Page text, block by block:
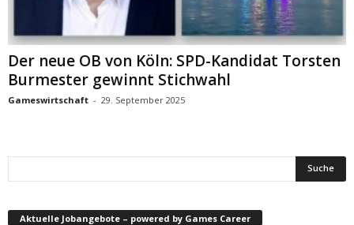
Der neue OB von Köln: SPD-Kandidat Torsten
Burmester gewinnt Stichwahl
Gameswirtschaft - 29. September 2025
Aktuelle Jobangebote – powered by Games Career